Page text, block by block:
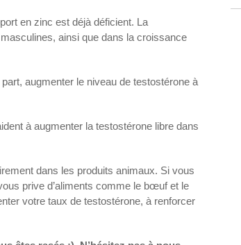
en zinc est déjà déficient. La
ainsi que dans la croissance
augmenter le niveau de testostérone à
à augmenter la testostérone libre dans
dans les produits animaux. Si vous
prive d’aliments comme le bœuf et le
votre taux de testostérone, à renforcer